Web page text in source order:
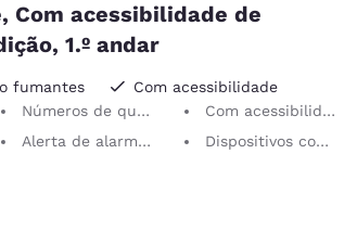
Com acessibilidade de
1.º andar
fumantes
Com acessibilidade
Números de quartos em braile
Com acessibilidade de mobilidade e audição
Alerta de alarme visual
Dispositivos com avisos sonoros de emergência